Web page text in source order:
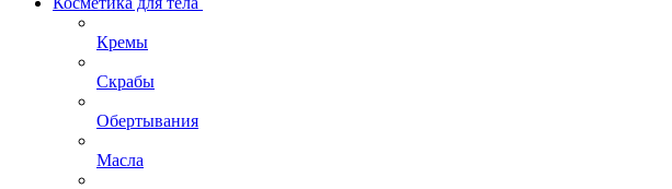
Кремы
Скрабы
Обертывания
Масла